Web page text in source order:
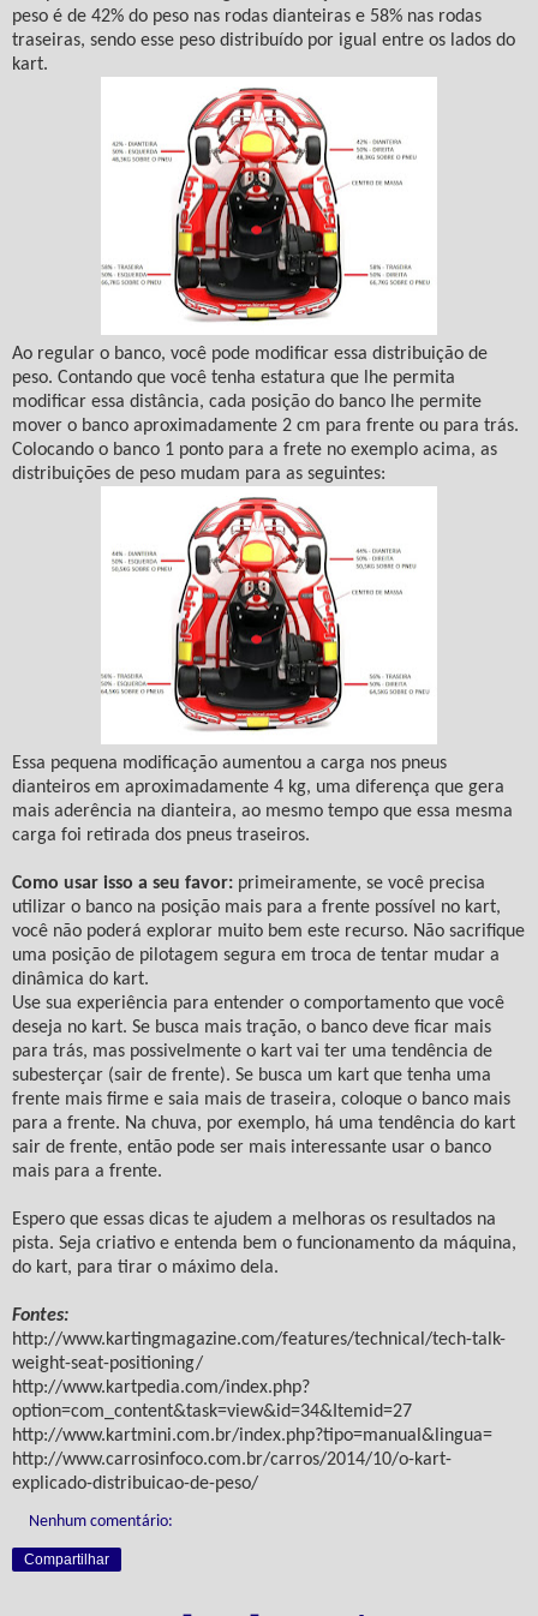
peso é de 42% do peso nas rodas dianteiras e 58% nas rodas
traseiras, sendo esse peso distribuído por igual entre os lados do
kart.
Ao regular o banco, você pode modificar essa distribuição de
peso. Contando que você tenha estatura que lhe permita
modificar essa distância, cada posição do banco lhe permite
mover o banco aproximadamente 2 cm para frente ou para trás.
Colocando o banco 1 ponto para a frete no exemplo acima, as
distribuições de peso mudam para as seguintes:
Essa pequena modificação aumentou a carga nos pneus
dianteiros em aproximadamente 4 kg, uma diferença que gera
mais aderência na dianteira, ao mesmo tempo que essa mesma
carga foi retirada dos pneus traseiros.
Como usar isso a seu favor: primeiramente, se você precisa
utilizar o banco na posição mais para a frente possível no kart,
você não poderá explorar muito bem este recurso. Não sacrifique
uma posição de pilotagem segura em troca de tentar mudar a
dinâmica do kart.
Use sua experiência para entender o comportamento que você
deseja no kart. Se busca mais tração, o banco deve ficar mais
para trás, mas possivelmente o kart vai ter uma tendência de
subesterçar (sair de frente). Se busca um kart que tenha uma
frente mais firme e saia mais de traseira, coloque o banco mais
para a frente. Na chuva, por exemplo, há uma tendência do kart
sair de frente, então pode ser mais interessante usar o banco
mais para a frente.
Espero que essas dicas te ajudem a melhoras os resultados na
pista. Seja criativo e entenda bem o funcionamento da máquina,
do kart, para tirar o máximo dela.
Fontes:
http://www.kartingmagazine.com/features/technical/tech-talk-
weight-seat-positioning/
http://www.kartpedia.com/index.php?
option=com_content&task=view&id=34&Itemid=27
http://www.kartmini.com.br/index.php?tipo=manual&lingua=
http://www.carrosinfoco.com.br/carros/2014/10/o-kart-
explicado-distribuicao-de-peso/
Nenhum comentário:
Compartilhar